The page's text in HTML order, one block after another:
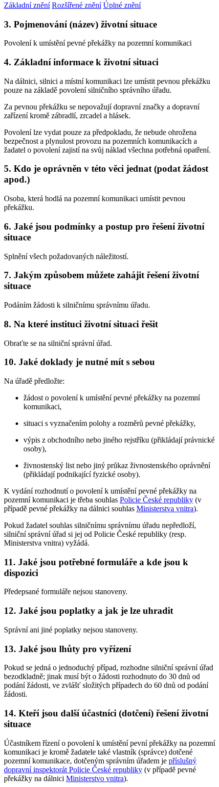
Základní znění Rozšířené znění Úplné znění
3. Pojmenování (název) životní situace
Povolení k umístění pevné překážky na pozemní komunikaci
4. Základní informace k životní situaci
Na dálnici, silnici a místní komunikaci lze umístit pevnou překážku
pouze na základě povolení silničního správního úřadu.
Za pevnou překážku se nepovažují dopravní značky a dopravní
zařízení kromě zábradlí, zrcadel a hlásek.
Povolení lze vydat pouze za předpokladu, že nebude ohrožena
bezpečnost a plynulost provozu na pozemních komunikacích a
žadatel o povolení zajistí na svůj náklad všechna potřebná opatření.
5. Kdo je oprávněn v této věci jednat (podat žádost
apod.)
Osoba, která hodlá na pozemní komunikaci umístit pevnou
překážku.
6. Jaké jsou podmínky a postup pro řešení životní
situace
Splnění všech požadovaných náležitostí.
7. Jakým způsobem můžete zahájit řešení životní
situace
Podáním žádosti k silničnímu správnímu úřadu.
8. Na které instituci životní situaci řešit
Obraťte se na silniční správní úřad.
10. Jaké doklady je nutné mít s sebou
Na úřadě předložte:
žádost o povolení k umístění pevné překážky na pozemní
komunikaci,
situaci s vyznačením polohy a rozměrů pevné překážky,
výpis z obchodního nebo jiného rejstříku (přikládají právnické
osoby),
živnostenský list nebo jiný průkaz živnostenského oprávnění
(přikládají podnikající fyzické osoby).
K vydání rozhodnutí o povolení k umístění pevné překážky na
pozemní komunikaci je třeba souhlas Policie České republiky (v
případě pevné překážky na dálnici souhlas Ministerstva vnitra).
Pokud žadatel souhlas silničnímu správnímu úřadu nepředloží,
silniční správní úřad si jej od Policie České republiky (resp.
Ministerstva vnitra) vyžádá.
11. Jaké jsou potřebné formuláře a kde jsou k
dispozici
Předepsané formuláře nejsou stanoveny.
12. Jaké jsou poplatky a jak je lze uhradit
Správní ani jiné poplatky nejsou stanoveny.
13. Jaké jsou lhůty pro vyřízení
Pokud se jedná o jednoduchý případ, rozhodne silniční správní úřad
bezodkladně; jinak musí být o žádosti rozhodnuto do 30 dnů od
podání žádosti, ve zvlášť složitých případech do 60 dnů od podání
žádosti.
14. Kteří jsou další účastníci (dotčení) řešení životní
situace
Účastníkem řízení o povolení k umístění pevní překážky na pozemní
komunikaci je kromě žadatele také vlastník (správce) dotčené
pozemní komunikace, dotčeným správním úřadem je příslušný
dopravní inspektorát Policie České republiky (v případě pevné
překážky na dálnici Ministerstvo vnitra).